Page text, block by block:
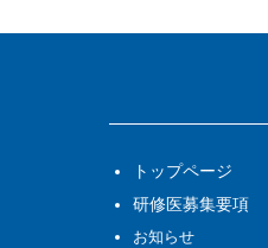
トップページ
研修医募集要項
お知らせ